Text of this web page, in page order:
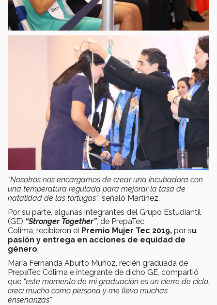
“Nosotros nos encargamos de crear una incubadora con
una temperatura regulada para mejorar la tasa de
natalidad de las tortugas”, señaló Martínez.
Por su parte, algunas integrantes del Grupo Estudiantil
(GE) “Stronger Together”, de PrepaTec
Colima, recibieron el Premio Mujer Tec 2019, por su
pasión y entrega en acciones de equidad de
género.
María Fernanda Aburto Muñoz, recién graduada de
PrepaTec Colima e integrante de dicho GE compartió
que “este momento de mi graduación es un cierre de ciclo,
crecí mucho como persona y me llevo muchas
enseñanzas”.